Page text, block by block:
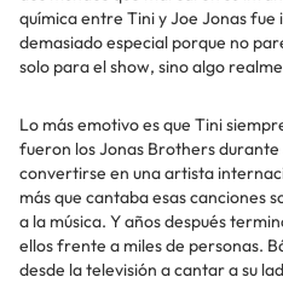
química entre Tini y Joe Jonas
demasiado especial porque no
solo para el show, sino algo
Lo más emotivo es que Tini
fueron los Jonas Brothers durante
convertirse en una artista
más que cantaba esas canciones
a la música. Y años después
ellos frente a miles de personas.
desde la televisión a cantar a su